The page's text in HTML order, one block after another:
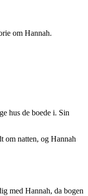
om Hannah.
hus de boede i. Sin
om natten, og Hannah
med Hannah, da bogen